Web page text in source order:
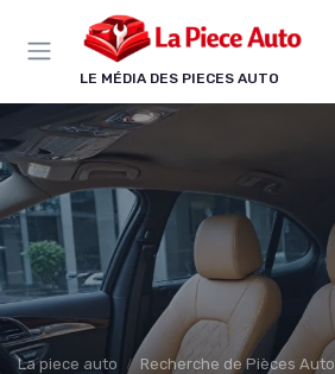
LE MÉDIA DES PIECES AUTO
La piece auto Recherche de Pièces Auto
Panneau de gestion des cookies